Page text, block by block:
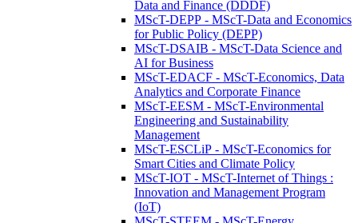
Data and Finance (DDDF)
MScT-DEPP - MScT-Data and Economics
for Public Policy (DEPP)
MScT-DSAIB - MScT-Data Science and
AI for Business
MScT-EDACF - MScT-Economics, Data
Analytics and Corporate Finance
MScT-EESM - MScT-Environmental
Engineering and Sustainability
Management
MScT-ESCLiP - MScT-Economics for
Smart Cities and Climate Policy
MScT-IOT - MScT-Internet of Things :
Innovation and Management Program
(IoT)